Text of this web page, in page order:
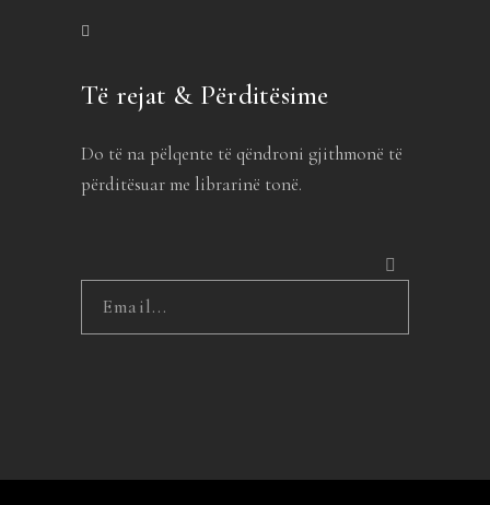
Të rejat & Përditësime
Do të na pëlqente të qëndroni gjithmonë të
përditësuar me librarinë tonë.